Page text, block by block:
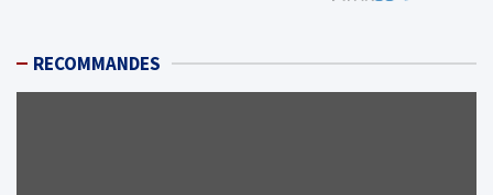
RECOMMANDES